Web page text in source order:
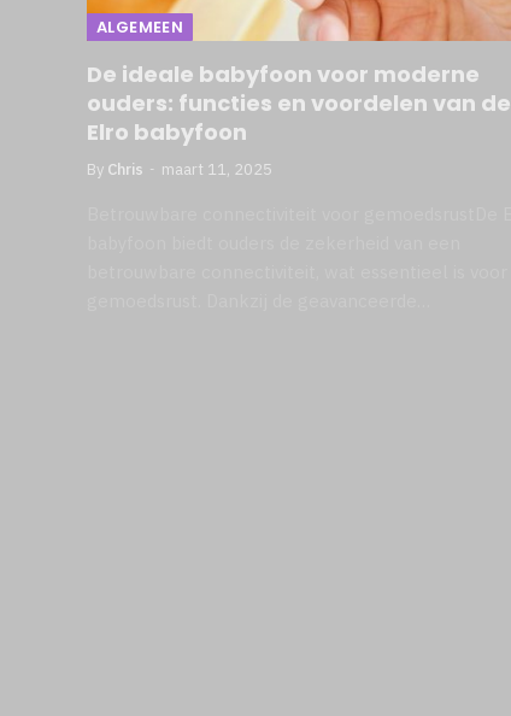
ALGEMEEN
De ideale babyfoon voor moderne
ouders: functies en voordelen van de
Elro babyfoon
By Chris maart 11, 2025